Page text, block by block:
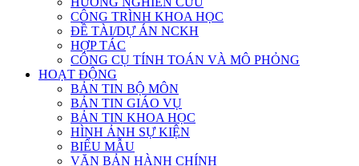
CÔNG TRÌNH KHOA HỌC
ĐỀ TÀI/DỰ ÁN NCKH
HỢP TÁC
CÔNG CỤ TÍNH TOÁN VÀ MÔ PHỎNG
HOẠT ĐỘNG
BẢN TIN BỘ MÔN
BẢN TIN GIÁO VỤ
BẢN TIN KHOA HỌC
HÌNH ẢNH SỰ KIỆN
BIỂU MẪU
VĂN BẢN HÀNH CHÍNH